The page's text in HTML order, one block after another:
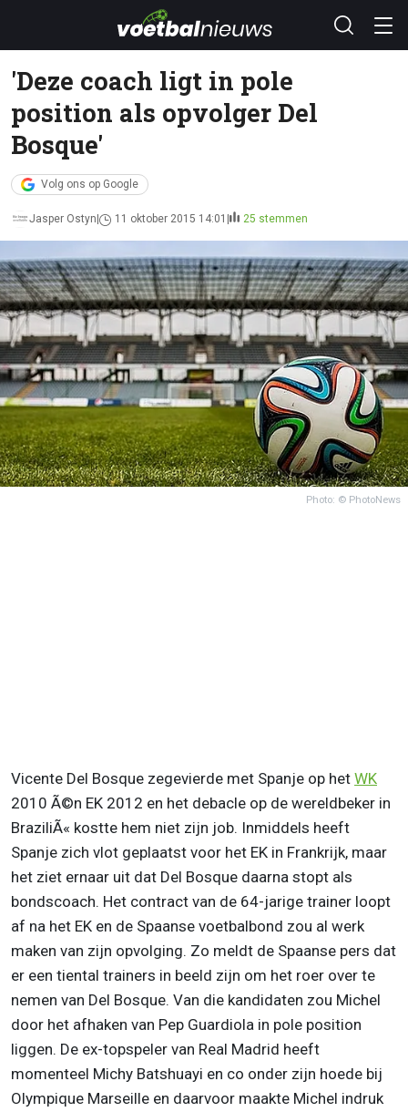
'Deze coach ligt in pole
position als opvolger Del
Bosque'
Volg ons op Google
Jasper Ostyn 11 oktober 2015 14:01 25 stemmen
Photo: © PhotoNews
Vicente Del Bosque zegevierde met Spanje op het WK
2010 Ã©n EK 2012 en het debacle op de wereldbeker in
BraziliÃ« kostte hem niet zijn job. Inmiddels heeft
Spanje zich vlot geplaatst voor het EK in Frankrijk, maar
het ziet ernaar uit dat Del Bosque daarna stopt als
bondscoach. Het contract van de 64-jarige trainer loopt
af na het EK en de Spaanse voetbalbond zou al werk
maken van zijn opvolging. Zo meldt de Spaanse pers dat
er een tiental trainers in beeld zijn om het roer over te
nemen van Del Bosque. Van die kandidaten zou Michel
door het afhaken van Pep Guardiola in pole position
liggen. De ex-topspeler van Real Madrid heeft
momenteel Michy Batshuayi en co onder zijn hoede bij
Olympique Marseille en daarvoor maakte Michel indruk